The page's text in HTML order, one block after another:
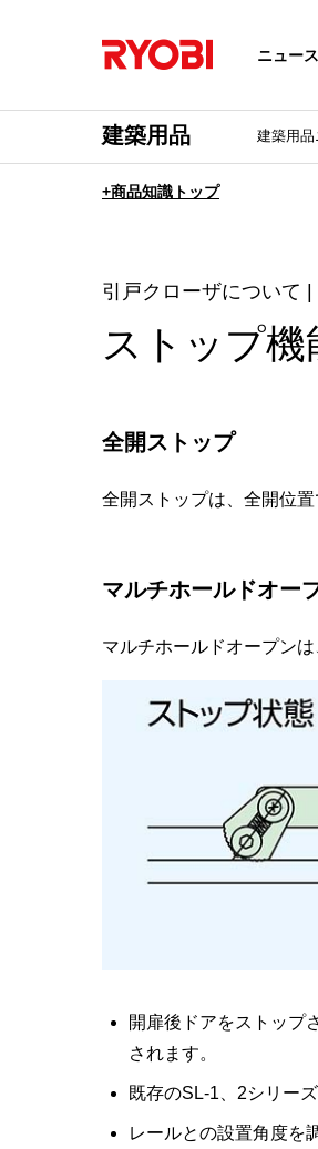
ニュース
建築用品 建築用品
+商品知識トップ
引戸クローザについて
ストップ機
全開ストップ
全開ストップは、全開位
マルチホールドオー
マルチホールドオープン
開扉後ドアをストップ
されます。
既存のSL-1、2シリー
レールとの設置角度を